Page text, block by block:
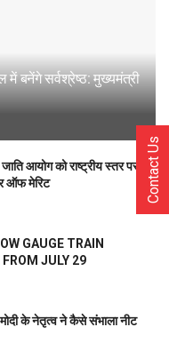
बनेंगे सर्वश्रेष्ठ: मुख्यमंत्री
आयोग को राष्ट्रीय स्तर पर
ऑफ मेरिट
GAUGE TRAIN
JULY 29
के नेतृत्व ने कैसे संभाला नीट
Contact Us